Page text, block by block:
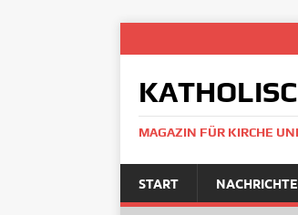
MAGAZIN FÜR KIRCHE
START